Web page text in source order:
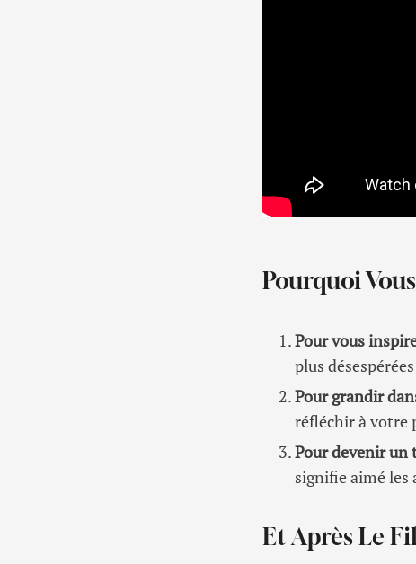
Pourquoi
Pour vous
plus
Pour grandir
réfléchir à votre
Pour devenir
signifie aimé les
Et Après Le